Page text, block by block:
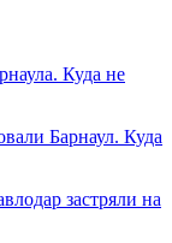
Куда не
Барнаул. Куда
застряли на